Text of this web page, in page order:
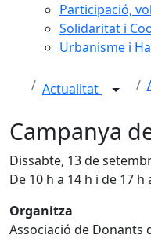
Participació,
Solidaritat i
Urbanisme i
Actualitat
Campanya
Dissabte, 13 de
De 10 h a 14 h i de 17 h
Organitza
Associació de Donants